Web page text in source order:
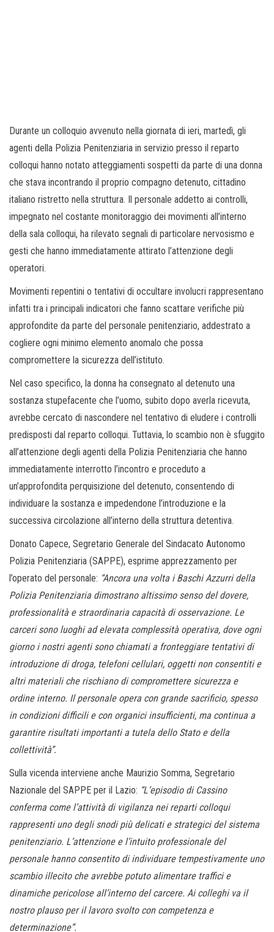
Durante un colloquio avvenuto nella giornata di ieri, martedì, gli
agenti della Polizia Penitenziaria in servizio presso il reparto
colloqui hanno notato atteggiamenti sospetti da parte di una donna
che stava incontrando il proprio compagno detenuto, cittadino
italiano ristretto nella struttura. Il personale addetto ai controlli,
impegnato nel costante monitoraggio dei movimenti all’interno
della sala colloqui, ha rilevato segnali di particolare nervosismo e
gesti che hanno immediatamente attirato l’attenzione degli
operatori.
Movimenti repentini o tentativi di occultare involucri rappresentano
infatti tra i principali indicatori che fanno scattare verifiche più
approfondite da parte del personale penitenziario, addestrato a
cogliere ogni minimo elemento anomalo che possa
compromettere la sicurezza dell’istituto.
Nel caso specifico, la donna ha consegnato al detenuto una
sostanza stupefacente che l’uomo, subito dopo averla ricevuta,
avrebbe cercato di nascondere nel tentativo di eludere i controlli
predisposti dal reparto colloqui. Tuttavia, lo scambio non è sfuggito
all’attenzione degli agenti della Polizia Penitenziaria che hanno
immediatamente interrotto l’incontro e proceduto a
un’approfondita perquisizione del detenuto, consentendo di
individuare la sostanza e impedendone l’introduzione e la
successiva circolazione all’interno della struttura detentiva.
Donato Capece, Segretario Generale del Sindacato Autonomo
Polizia Penitenziaria (SAPPE), esprime apprezzamento per
l’operato del personale: “Ancora una volta i Baschi Azzurri della
Polizia Penitenziaria dimostrano altissimo senso del dovere,
professionalità e straordinaria capacità di osservazione. Le
carceri sono luoghi ad elevata complessità operativa, dove ogni
giorno i nostri agenti sono chiamati a fronteggiare tentativi di
introduzione di droga, telefoni cellulari, oggetti non consentiti e
altri materiali che rischiano di compromettere sicurezza e
ordine interno. Il personale opera con grande sacrificio, spesso
in condizioni difficili e con organici insufficienti, ma continua a
garantire risultati importanti a tutela dello Stato e della
collettività”.
Sulla vicenda interviene anche Maurizio Somma, Segretario
Nazionale del SAPPE per il Lazio: “L’episodio di Cassino
conferma come l’attività di vigilanza nei reparti colloqui
rappresenti uno degli snodi più delicati e strategici del sistema
penitenziario. L’attenzione e l’intuito professionale del
personale hanno consentito di individuare tempestivamente uno
scambio illecito che avrebbe potuto alimentare traffici e
dinamiche pericolose all’interno del carcere. Ai colleghi va il
nostro plauso per il lavoro svolto con competenza e
determinazione”.